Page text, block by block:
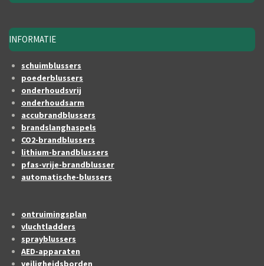
INFORMATIE
schuimblussers
poederblussers
onderhoudsvrij
onderhoudsarm
accubrandblussers
brandslanghaspels
CO2-brandblussers
lithium-brandblussers
pfas-vrije-brandblusser
automatische-blussers
ontruimingsplan
vluchtladders
sprayblussers
AED-apparaten
veiligheidsborden